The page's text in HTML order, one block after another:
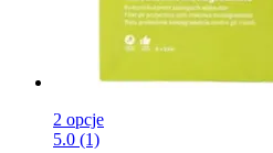
2 opcje
5.0 (1)